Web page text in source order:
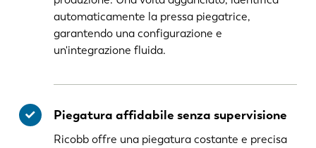
automaticamente la pressa piegatrice,
garantendo una configurazione e
un'integrazione fluida.
Piegatura affidabile senza supervisione
Ricobb offre una piegatura costante e precisa